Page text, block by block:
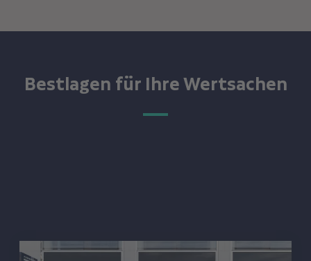
Bestlagen für Ihre Wertsachen